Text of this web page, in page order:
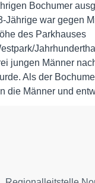
Bochumer
Jährige war gegen
des Parkhauses
jungen Männer
Als der
die Männer und